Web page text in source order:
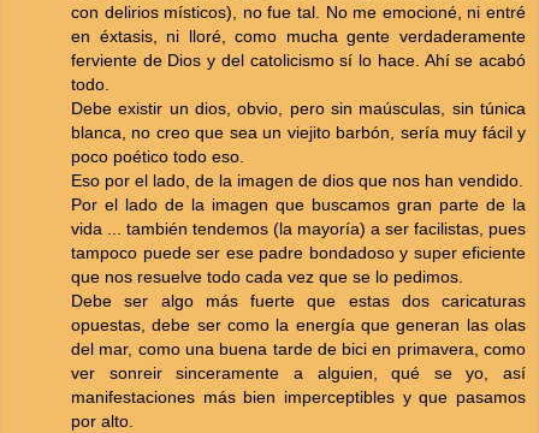
con delirios místicos), no fue tal. No me emocioné, ni entré
en éxtasis, ni lloré, como mucha gente verdaderamente
ferviente de Dios y del catolicismo sí lo hace. Ahí se acabó
todo.
Debe existir un dios, obvio, pero sin maúsculas, sin túnica
blanca, no creo que sea un viejito barbón, sería muy fácil y
poco poético todo eso.
Eso por el lado, de la imagen de dios que nos han vendido.
Por el lado de la imagen que buscamos gran parte de la
vida ... también tendemos (la mayoría) a ser facilistas, pues
tampoco puede ser ese padre bondadoso y super eficiente
que nos resuelve todo cada vez que se lo pedimos.
Debe ser algo más fuerte que estas dos caricaturas
opuestas, debe ser como la energía que generan las olas
del mar, como una buena tarde de bici en primavera, como
ver sonreir sinceramente a alguien, qué se yo, así
manifestaciones más bien imperceptibles y que pasamos
por alto.